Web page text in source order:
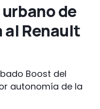
de
al Renault
Boost del
autonomía de la